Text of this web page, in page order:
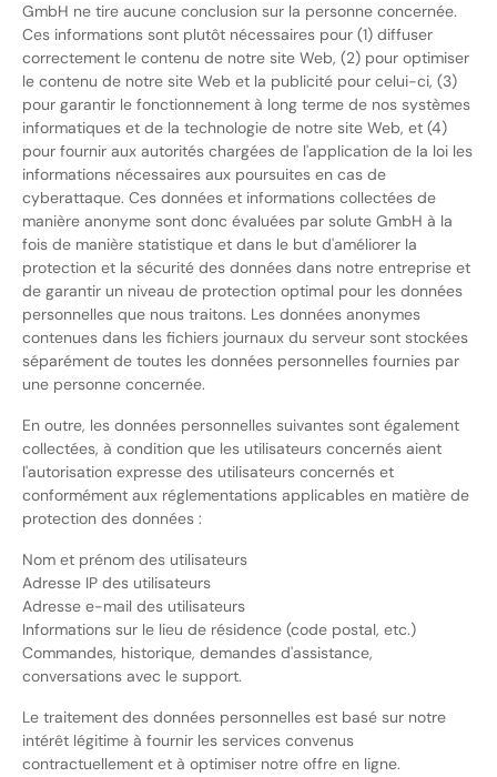
GmbH ne tire aucune conclusion sur la personne concernée.
Ces informations sont plutôt nécessaires pour (1) diffuser
correctement le contenu de notre site Web, (2) pour optimiser
le contenu de notre site Web et la publicité pour celui-ci, (3)
pour garantir le fonctionnement à long terme de nos systèmes
informatiques et de la technologie de notre site Web, et (4)
pour fournir aux autorités chargées de l'application de la loi les
informations nécessaires aux poursuites en cas de
cyberattaque. Ces données et informations collectées de
manière anonyme sont donc évaluées par solute GmbH à la
fois de manière statistique et dans le but d'améliorer la
protection et la sécurité des données dans notre entreprise et
de garantir un niveau de protection optimal pour les données
personnelles que nous traitons. Les données anonymes
contenues dans les fichiers journaux du serveur sont stockées
séparément de toutes les données personnelles fournies par
une personne concernée.
En outre, les données personnelles suivantes sont également
collectées, à condition que les utilisateurs concernés aient
l'autorisation expresse des utilisateurs concernés et
conformément aux réglementations applicables en matière de
protection des données :
Nom et prénom des utilisateurs
Adresse IP des utilisateurs
Adresse e-mail des utilisateurs
Informations sur le lieu de résidence (code postal, etc.)
Commandes, historique, demandes d'assistance,
conversations avec le support.
Le traitement des données personnelles est basé sur notre
intérêt légitime à fournir les services convenus
contractuellement et à optimiser notre offre en ligne.